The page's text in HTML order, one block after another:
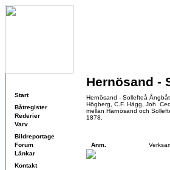
Start
Båtregister
Rederier
Varv
Bildreportage
Forum
Länkar
Kontakt
Hernösand -
Hernösand - Sollefteå
Högberg, C.F. Hägg, Joh.
mellan Härnösand och
1878.
Anm.